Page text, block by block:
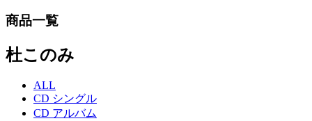
商品一覧
杜このみ
ALL
CD シングル
CD アルバム